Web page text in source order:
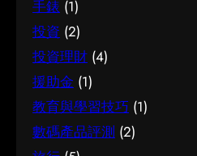
手錶 (1)
投資 (2)
投資理財 (4)
援助金 (1)
教育與學習技巧 (1)
數碼產品評測 (2)